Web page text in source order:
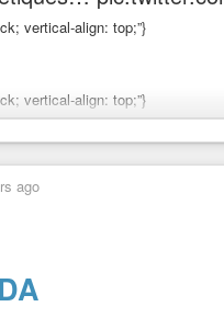
iciouici
#Inédits #Films #Culture
vertical-align: top;”}
vertical-align: top;”}
contemporain est génétiquement
ago